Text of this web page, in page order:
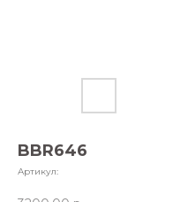
BBR646
Артикул: